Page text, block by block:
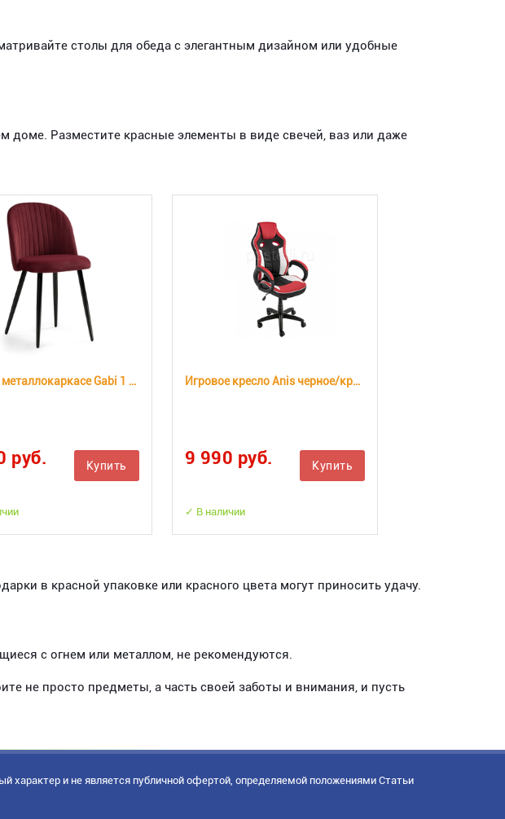
столы для обеда с элегантным дизайном или удобные
доме. Разместите красные элементы в виде свечей, ваз или даже
Стул на металлокаркасе Gabi 1 wine red/black (Арт.15379)
руб. Купить
Игровое кресло Anis черное/красное/белое (Арт. 11324)
9 990 руб. Купить
✓ В наличии
в красной упаковке или красного цвета могут приносить удачу.
с огнем или металлом, не рекомендуются.
не просто предметы, а часть своей заботы и внимания, и пусть
и не является публичной офертой, определяемой положениями Статьи